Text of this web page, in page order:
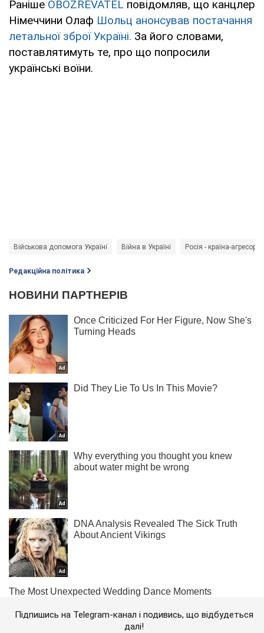
Раніше OBOZREVATEL повідомляв, що канцлер
Німеччини Олаф Шольц анонсував постачання
летальної зброї Україні. За його словами,
поставлятимуть те, про що попросили
українські воїни.
Військова допомога Україні Війна в Україні Росія - країна-агресор
Редакційна політика
Підпишись на Telegram-канал і подивись, що відбудеться
далі!